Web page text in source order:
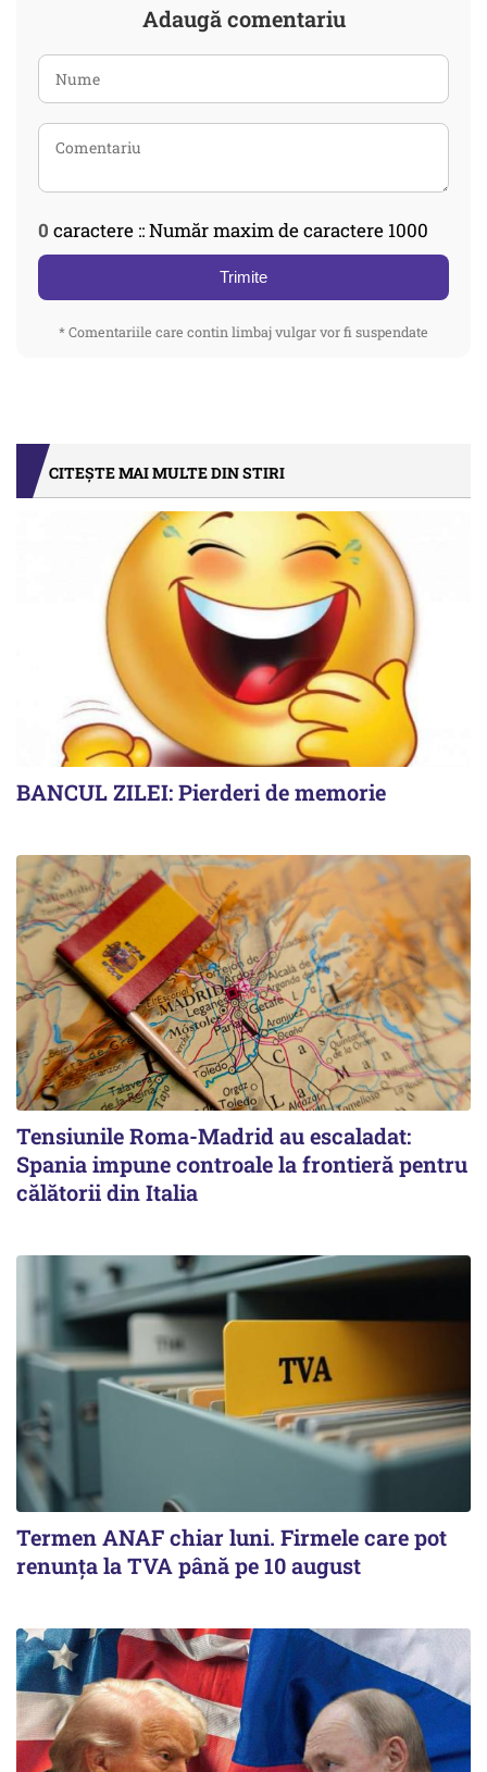
Adaugă comentariu
0 caractere :: Număr maxim de caractere 1000
Trimite
* Comentariile care contin limbaj vulgar vor fi suspendate
CITEȘTE MAI MULTE DIN STIRI
BANCUL ZILEI: Pierderi de memorie
Tensiunile Roma-Madrid au escaladat:
Spania impune controale la frontieră pentru
călătorii din Italia
Termen ANAF chiar luni. Firmele care pot
renunța la TVA până pe 10 august